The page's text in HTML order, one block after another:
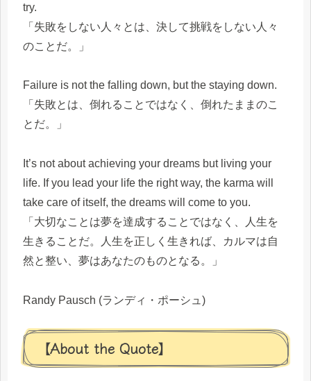
try.
「失敗をしない人々とは、決して挑戦をしない人々
のことだ。」
Failure is not the falling down, but the staying down.
「失敗とは、倒れることではなく、倒れたままのこ
とだ。」
It’s not about achieving your dreams but living your
life. If you lead your life the right way, the karma will
take care of itself, the dreams will come to you.
「大切なことは夢を達成することではなく、人生を
生きることだ。人生を正しく生きれば、カルマは自
然と整い、夢はあなたのものとなる。」
Randy Pausch (ランディ・ポーシュ)
【About the Quote】